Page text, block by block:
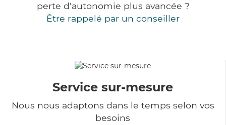
perte d'autonomie plus avancée ?
Être rappelé par un conseiller
Service sur-mesure
Nous nous adaptons dans le temps selon vos
besoins